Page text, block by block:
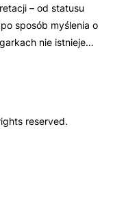
– od statusu
sposób myślenia o
nie istnieje…
reserved.